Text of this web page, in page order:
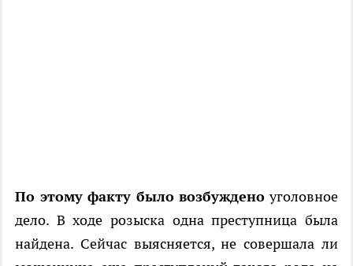
По этому факту было возбуждено уголовное
дело. В ходе розыска одна преступница была
найдена. Сейчас выясняется, не совершала ли